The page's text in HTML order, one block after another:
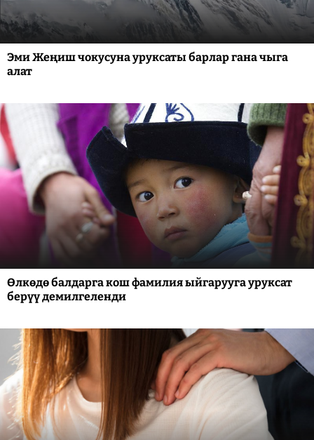
Эми Жеңиш чокусуна уруксаты барлар гана чыга
алат
Өлкөдө балдарга кош фамилия ыйгарууга уруксат
берүү демилгеленди